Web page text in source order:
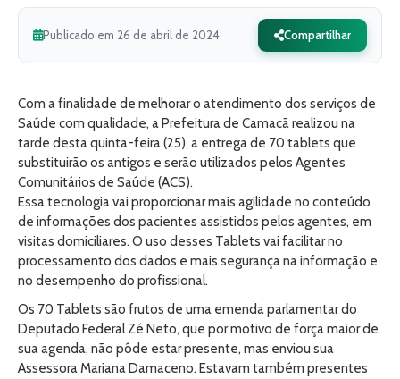
Publicado em 26 de abril de 2024 Compartilhar
Com a finalidade de melhorar o atendimento dos serviços de
Saúde com qualidade, a Prefeitura de Camacã realizou na
tarde desta quinta-feira (25), a entrega de 70 tablets que
substituirão os antigos e serão utilizados pelos Agentes
Comunitários de Saúde (ACS).
Essa tecnologia vai proporcionar mais agilidade no conteúdo
de informações dos pacientes assistidos pelos agentes, em
visitas domiciliares. O uso desses Tablets vai facilitar no
processamento dos dados e mais segurança na informação e
no desempenho do profissional.
Os 70 Tablets são frutos de uma emenda parlamentar do
Deputado Federal Zé Neto, que por motivo de força maior de
sua agenda, não pôde estar presente, mas enviou sua
Assessora Mariana Damaceno. Estavam também presentes